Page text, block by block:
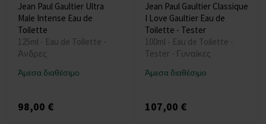
Jean Paul Gaultier Ultra
Male Intense Eau de
Toilette
125ml - Eau de Toilette -
Άνδρες
Άμεσα διαθέσιμο
98,00 €
Jean Paul Gaultier Classique
I Love Gaultier Eau de
Toilette - Tester
100ml - Eau de Toilette -
Tester - Γυναίκες
Άμεσα διαθέσιμο
107,00 €